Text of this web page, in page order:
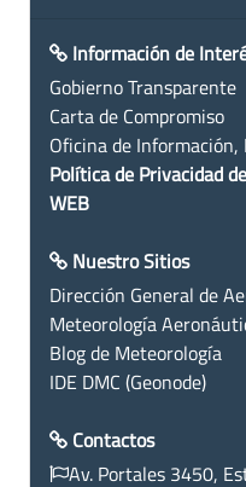
Información de
Gobierno Transparente
Carta de Compromiso
Oficina de Información,
Política de Privacidad
WEB
Nuestro Sitios
Dirección General de
Meteorología
Blog de Meteorología
IDE DMC (Geonode)
Contactos
Av. Portales 3450,